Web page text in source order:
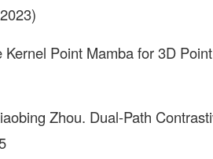
Point Mamba for 3D
Zhou. Dual-Path